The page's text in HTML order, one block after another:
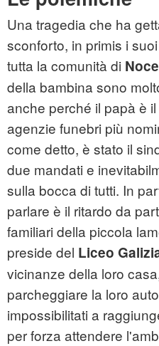
Una tragedia che ha
sconforto, in primis i
tutta la comunità di
della bambina sono
anche perché il papà è
agenzie funebri più
come detto, è stato il
due mandati e
sulla bocca di tutti. In
parlare è il ritardo da
familiari della piccola
preside del Liceo
vicinanze della loro
parcheggiare la loro
impossibilitati a
per forza attendere